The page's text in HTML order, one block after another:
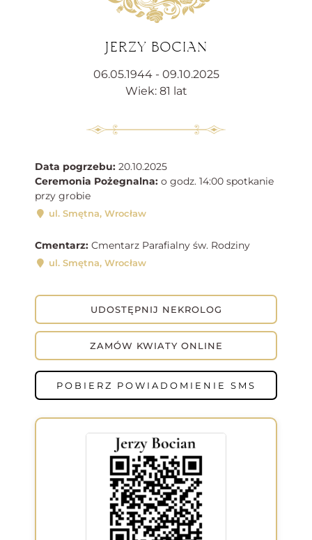
JERZY BOCIAN
06.05.1944 - 09.10.2025
Wiek: 81 lat
Data pogrzebu: 20.10.2025
Ceremonia Pożegnalna: o godz. 14:00 spotkanie
przy grobie
ul. Smętna, Wrocław
Cmentarz: Cmentarz Parafialny św. Rodziny
ul. Smętna, Wrocław
UDOSTĘPNIJ NEKROLOG
ZAMÓW KWIATY ONLINE
POBIERZ POWIADOMIENIE SMS